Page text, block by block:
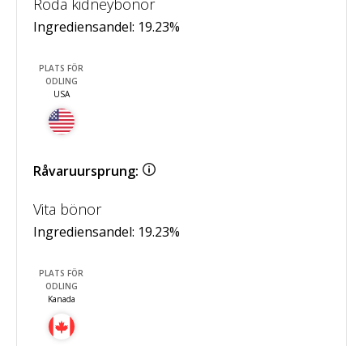
Röda kidneybönor
Ingrediensandel: 19.23%
PLATS FÖR
ODLING
USA
Råvaruursprung:
Vita bönor
Ingrediensandel: 19.23%
PLATS FÖR
ODLING
Kanada